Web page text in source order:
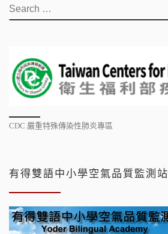
SEARCH
CDC 嚴重特殊傳染性肺炎專區
有得雙語中小學空氣品質監測站